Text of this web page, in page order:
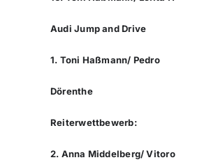
Audi Jump and Drive
1. Toni Haßmann/ Pedro
Dörenthe
Reiterwettbewerb:
2. Anna Middelberg/ Vitoro